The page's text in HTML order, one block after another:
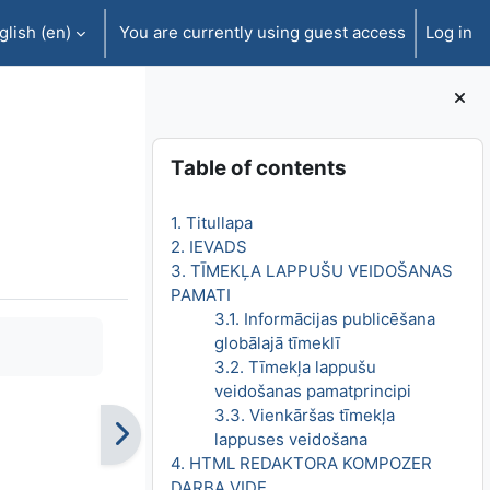
‎(en)‎ You are currently using guest access Log in
Blocks
Skip Table of contents
Table of contents
1. Titullapa
2. IEVADS
3. TĪMEKĻA LAPPUŠU VEIDOŠANAS
PAMATI
3.1. Informācijas publicēšana
globālajā tīmeklī
3.2. Tīmekļa lappušu
veidošanas pamatprincipi
3.3. Vienkāršas tīmekļa
lappuses veidošana
4. HTML REDAKTORA KOMPOZER